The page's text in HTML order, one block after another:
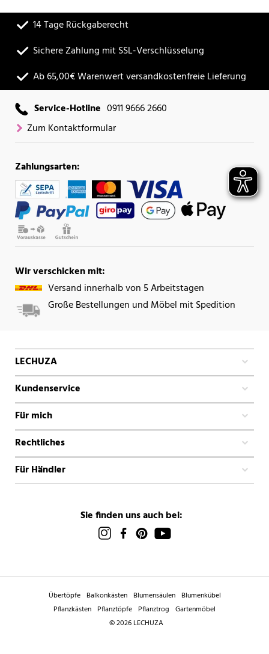
14 Tage Rückgaberecht
Sichere Zahlung mit SSL-Verschlüsselung
Ab 65,00€ Warenwert versandkostenfreie Lieferung
Service-Hotline 0911 9666 2660
Zum Kontaktformular
Zahlungsarten:
Wir verschicken mit:
Versand innerhalb von 5 Arbeitstagen
Große Bestellungen und Möbel mit Spedition
LECHUZA
Kundenservice
Für mich
Rechtliches
Für Händler
Sie finden uns auch bei:
Übertöpfe Balkonkästen Blumensäulen Blumenkübel
Pflanzkästen Pflanztöpfe Pflanztrog Gartenmöbel
© 2026 LECHUZA